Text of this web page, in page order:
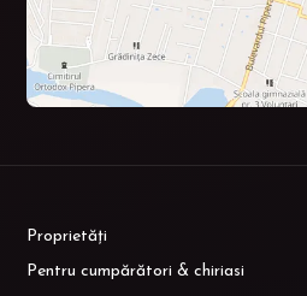
Proprietăți
Pentru cumpărători & chiriasi